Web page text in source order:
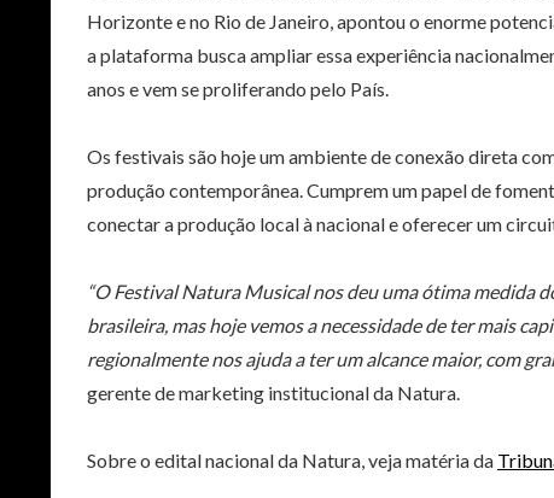
Horizonte e no Rio de Janeiro, apontou o enorme
a plataforma busca ampliar essa experiência
anos e vem se proliferando pelo País.
Os festivais são hoje um ambiente de conexão direta
produção contemporânea. Cumprem um papel de
conectar a produção local à nacional e oferecer um
“O Festival Natura Musical nos deu uma ótima medida
brasileira, mas hoje vemos a necessidade de ter mais
regionalmente nos ajuda a ter um alcance maior, com
gerente de marketing institucional da Natura.
Sobre o edital nacional da Natura, veja matéria da